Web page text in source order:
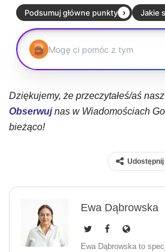
Dziękujemy, że przeczytałeś/aś
Obserwujnas w Wiadomościach
bieżąco!
Udostępnij
Ewa Dąbrowska
Ewa Dąbrowska to